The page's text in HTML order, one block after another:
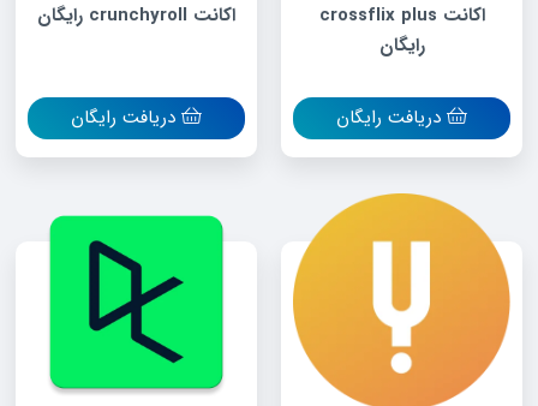
اکانت crossflix plus
رایگان
دریافت رایگان
اکانت crunchyroll رایگان
دریافت رایگان